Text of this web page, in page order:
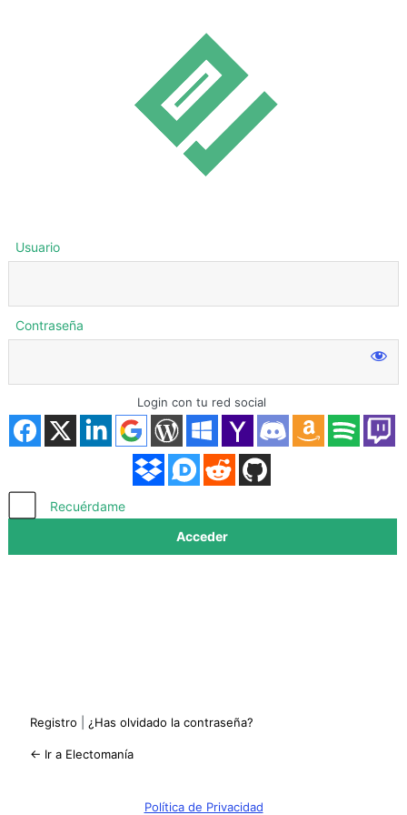
Acceder
Usuario
Contraseña
Login con tu red social
Recuérdame
Registro ¿Has olvidado la contraseña?
← Ir a Electomanía
Política de Privacidad